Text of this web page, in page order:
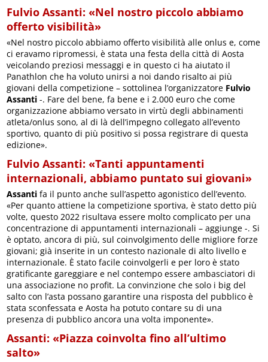
Fulvio Assanti: «Nel nostro piccolo abbiamo
offerto visibilità»
«Nel nostro piccolo abbiamo offerto visibilità alle onlus e, come
ci eravamo ripromessi, è stata una festa della città di Aosta
veicolando preziosi messaggi e in questo ci ha aiutato il
Panathlon che ha voluto unirsi a noi dando risalto ai più
giovani della competizione – sottolinea l’organizzatore Fulvio
Assanti -. Fare del bene, fa bene e i 2.000 euro che come
organizzazione abbiamo versato in virtù degli abbinamenti
atleta/onlus sono, al di là dell’impegno collegato all’evento
sportivo, quanto di più positivo si possa registrare di questa
edizione».
Fulvio Assanti: «Tanti appuntamenti
internazionali, abbiamo puntato sui giovani»
Assanti fa il punto anche sull’aspetto agonistico dell’evento.
«Per quanto attiene la competizione sportiva, è stato detto più
volte, questo 2022 risultava essere molto complicato per una
concentrazione di appuntamenti internazionali – aggiunge -. Si
è optato, ancora di più, sul coinvolgimento delle migliore forze
giovani; già inserite in un contesto nazionale di alto livello e
internazionale. È stato facile coinvolgerli e per loro è stato
gratificante gareggiare e nel contempo essere ambasciatori di
una associazione no profit. La convinzione che solo i big del
salto con l’asta possano garantire una risposta del pubblico è
stata sconfessata e Aosta ha potuto contare su di una
presenza di pubblico ancora una volta imponente».
Assanti: «Piazza coinvolta fino all’ultimo
salto»